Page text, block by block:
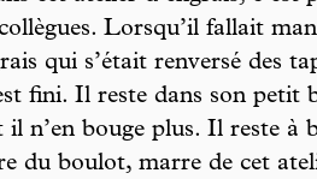
Lorsqu’il fallait
qui s’était renversé des
fini. Il reste dans son petit
n’en bouge plus. Il reste à
du boulot, marre de cet